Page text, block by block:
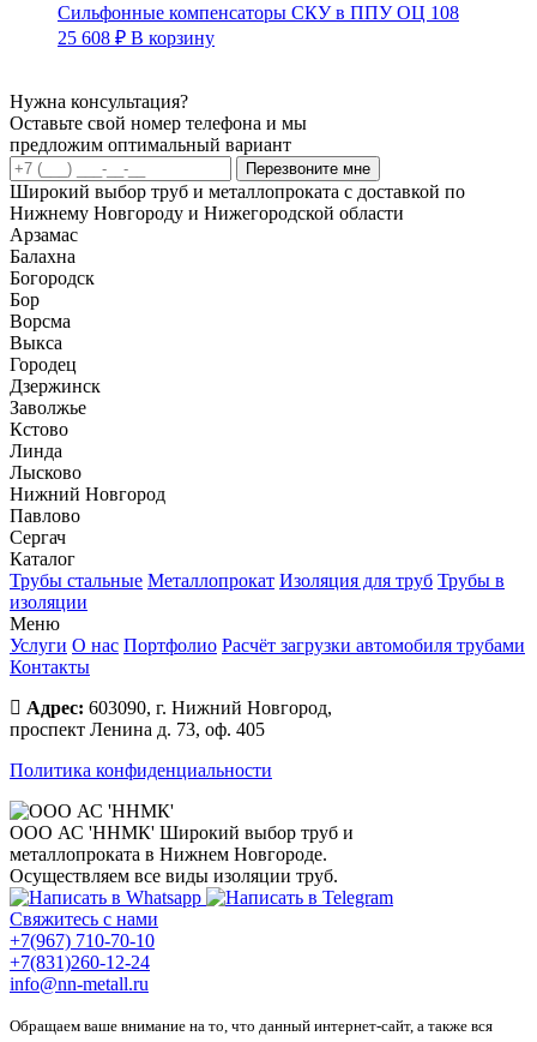
Сильфонные компенсаторы СКУ в ППУ ОЦ 108
25 608 ₽ В корзину
Нужна консультация?
Оставьте свой номер телефона и мы
предложим оптимальный вариант
Перезвоните мне
Широкий выбор труб и металлопроката с доставкой по
Нижнему Новгороду и Нижегородской области
Арзамас
Балахна
Богородск
Бор
Ворсма
Выкса
Городец
Дзержинск
Заволжье
Кстово
Линда
Лысково
Нижний Новгород
Павлово
Сергач
Каталог
Трубы стальные Металлопрокат Изоляция для труб Трубы в
изоляции
Меню
Услуги О нас Портфолио Расчёт загрузки автомобиля трубами
Контакты
Адрес: 603090, г. Нижний Новгород,
проспект Ленина д. 73, оф. 405
Политика конфиденциальности
ООО АС 'ННМК' Широкий выбор труб и
металлопроката в Нижнем Новгороде.
Осуществляем все виды изоляции труб.
Свяжитесь с нами
+7(967) 710-70-10
+7(831)260-12-24
info@nn-metall.ru
Обращаем ваше внимание на то, что данный интернет-сайт, а также вся